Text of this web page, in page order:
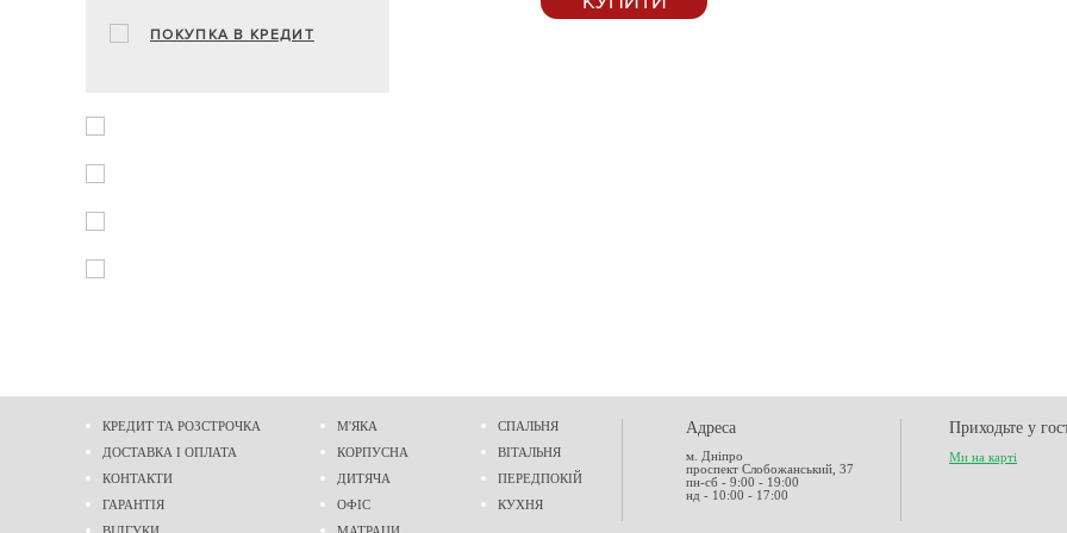
ПОКУПКА В КРЕДИТ
КРЕДИТ ТА РОЗСТРОЧКА
ДОСТАВКА І ОПЛАТА
КОНТАКТИ
ГАРАНТІЯ
М'ЯКА
КОРПУСНА
ДИТЯЧА
ОФІС
СПАЛЬНЯ
ВІТАЛЬНЯ
ПЕРЕДПОКІЙ
КУХНЯ
Адреса
м. Дніпро
проспект Слобожанський, 37
пн-сб - 9:00 - 19:00
нд - 10:00 - 17:00
Приходьте у
Ми на карті